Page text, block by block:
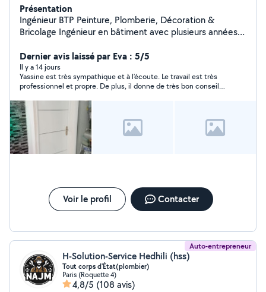
Présentation
Ingénieur BTP Peinture, Plomberie, Décoration &
Bricolage Ingénieur en bâtiment avec plusieurs années
travaux à domicile : Peinture intérieure et extérieure
Travaux de plomberie (robinets, fuites, WC, éviers,
douchettes, etc.) Montage et installation de meubles,
tringles, luminaires Décoration et aménagement
intérieur Petits travaux de rénovation et d'entretien
Travail soigné, finitions de qualité et conseils techniques
personnalisés. Devis gratuit et intervention rapide.
Dernier avis laissé par Eva : 5/5
Il y a 14 jours
Yassine est très sympathique et à l’écoute. Le travail est très
professionnel et propre. De plus, il donne de très bon conseils
Voir le profil Contacter
Auto-entrepreneur
H-Solution-Service Hedhili (hss)
Tout corps d'État(plombier)
Paris (Roquette 4)
4,8/5 (108 avis)